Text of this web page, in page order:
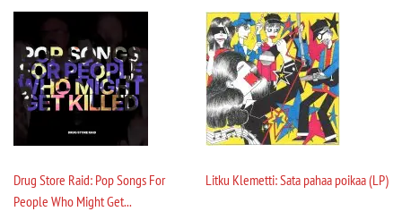
Drug Store Raid: Pop Songs For
People Who Might Get...
Litku Klemetti: Sata pahaa poikaa (LP)